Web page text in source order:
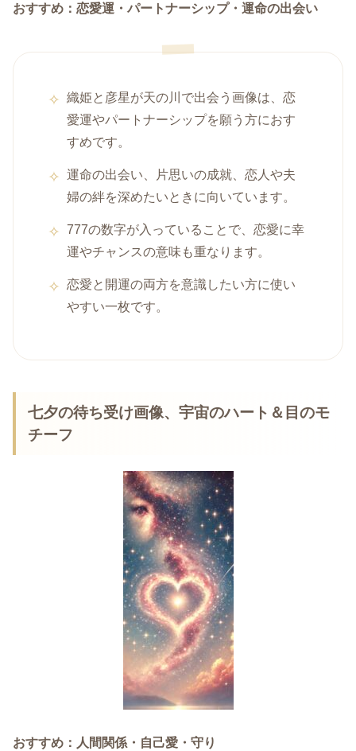
おすすめ：恋愛運・パートナーシップ・運命の出会い
織姫と彦星が天の川で出会う画像は、恋
愛運やパートナーシップを願う方におす
すめです。
運命の出会い、片思いの成就、恋人や夫
婦の絆を深めたいときに向いています。
777の数字が入っていることで、恋愛に幸
運やチャンスの意味も重なります。
恋愛と開運の両方を意識したい方に使い
やすい一枚です。
七夕の待ち受け画像、宇宙のハート＆目のモ
チーフ
おすすめ：人間関係・自己愛・守り